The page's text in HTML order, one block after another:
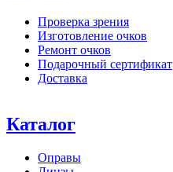
Проверка зрения
Изготовление очков
Ремонт очков
Подарочный сертификат
Доставка
Каталог
Оправы